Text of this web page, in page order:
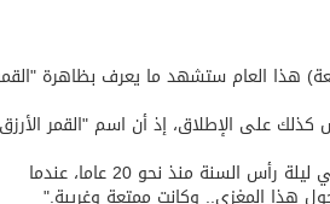
هذا العام ستشهد ما يعرف بظاهرة
على الإطلاق، إذ أن اسم "القمر
ويقول البروفيسور فيليب هيسكوك من جامعة نيوفاوندلاند إن هذه الظاهرة لم تحدث في ليلة رأس السنة منذ نحو 20 عاما، عندما